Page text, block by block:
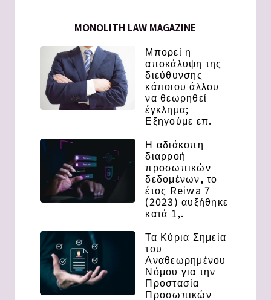
MONOLITH LAW MAGAZINE
Μπορεί η
αποκάλυψη της
διεύθυνσης
κάποιου άλλου
να θεωρηθεί
έγκλημα;
Εξηγούμε επ.
Η αδιάκοπη
διαρροή
προσωπικών
δεδομένων, το
έτος Reiwa 7
(2023) αυξήθηκε
κατά 1,.
Τα Κύρια Σημεία
του
Αναθεωρημένου
Νόμου για την
Προστασία
Προσωπικών